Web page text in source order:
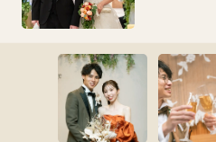
提携ショップ
ショップ名
ブライダルコスチュ
長崎店:長崎市松山町
佐世保店:佐世保市ハ
います。
全てのお料理をお箸で
造りしております。
お子様料理
可
お子様に人気のお料理